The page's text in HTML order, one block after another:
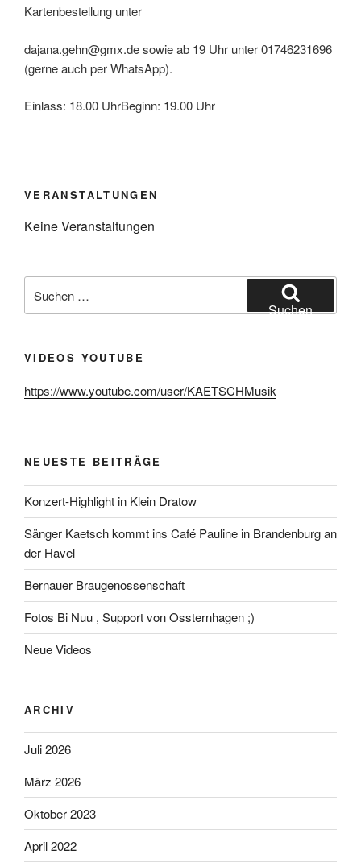
Kartenbestellung unter
dajana.gehn@gmx.de sowie ab 19 Uhr unter 01746231696
(gerne auch per WhatsApp).
Einlass: 18.00 UhrBeginn: 19.00 Uhr
VERANSTALTUNGEN
Keine Veranstaltungen
nach:
Suchen
VIDEOS YOUTUBE
https://www.youtube.com/user/KAETSCHMusik
NEUESTE BEITRÄGE
Konzert-Highlight in Klein Dratow
Sänger Kaetsch kommt ins Café Pauline in Brandenburg an
der Havel
Bernauer Braugenossenschaft
Fotos Bi Nuu , Support von Ossternhagen ;)
Neue Videos
ARCHIV
Juli 2026
März 2026
Oktober 2023
April 2022